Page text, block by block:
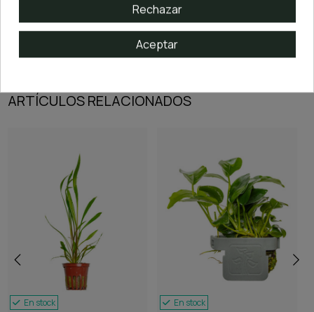
ARTÍCULOS RELACIONADOS
En stock En stock
Rechazar
Aceptar